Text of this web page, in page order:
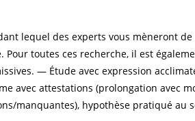
lequel des experts vous mèneront
toutes ces recherche, il est
— Étude avec expression
avec attestations (prolongation avec
manquantes), hypothèse pratiqué au